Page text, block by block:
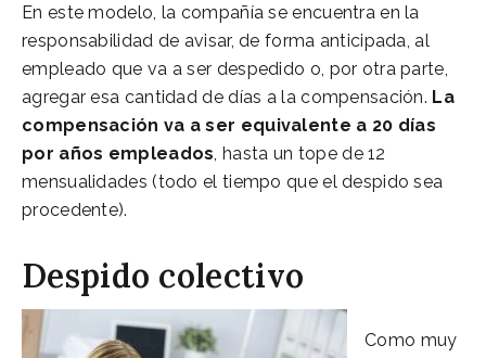
En este modelo, la compañía se encuentra en la
responsabilidad de avisar, de forma anticipada, al
empleado que va a ser despedido o, por otra parte,
agregar esa cantidad de días a la compensación. La
compensación va a ser equivalente a 20 días
por años empleados, hasta un tope de 12
mensualidades (todo el tiempo que el despido sea
procedente).
Despido colectivo
Como muy